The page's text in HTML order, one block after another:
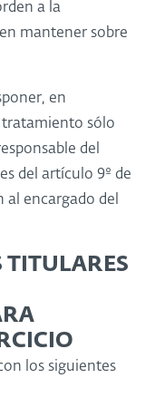
a la
mantener sobre
en
tratamiento sólo
del
del artículo 9º de
al encargado del
TITULARES
los siguientes